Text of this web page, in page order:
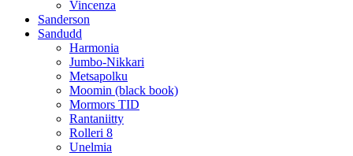
Vincenza
Sanderson
Sandudd
Harmonia
Jumbo-Nikkari
Metsapolku
Moomin (black book)
Mormors TID
Rantaniitty
Rolleri 8
Unelmia